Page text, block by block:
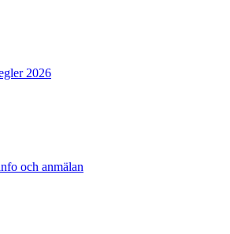
2026
och anmälan